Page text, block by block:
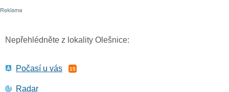
Nepřehlédněte z lokality Olešnice:
Počasí u vás 15
Radar